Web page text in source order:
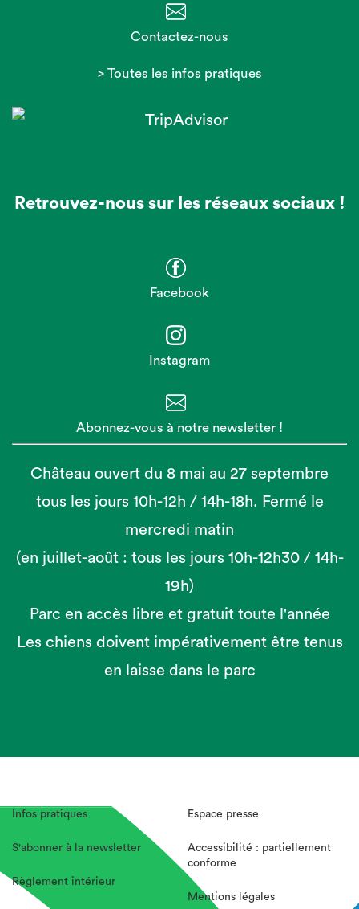
Contactez-nous
> Toutes les infos pratiques
Retrouvez-nous sur les réseaux sociaux !
Facebook
Instagram
Abonnez-vous à notre newsletter !
Château ouvert du 8 mai au 27 septembre
tous les jours 10h-12h / 14h-18h. Fermé le
mercredi matin
(en juillet-août : tous les jours 10h-12h30 / 14h-
19h)
Parc en accès libre et gratuit toute l'année
Les chiens doivent impérativement être tenus
en laisse dans le parc
Infos pratiques
S'abonner à la newsletter
Règlement intérieur
Espace presse
Accessibilité : partiellement
conforme
Mentions légales